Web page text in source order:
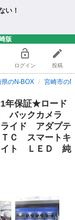
い！
版
ログイン 投稿
県のN-BOX 宮崎市の
保証★ロード
バックカメラ
ライド アダプテ
Ｃ スマートキ
イト ＬＥＤ 純